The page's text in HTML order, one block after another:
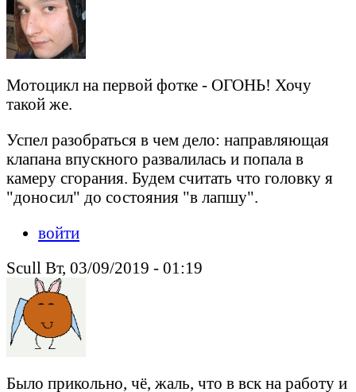
Мотоцикл на первой фотке - ОГОНЬ! Хочу
такой же.
Успел разобраться в чем дело: направляющая
клапана впускного развалилась и попала в
камеру сгорания. Будем считать что головку я
"доносил" до состояния "в лапшу".
войти
Scull Вт, 03/09/2019 - 01:19
Было прикольно, чё, жаль, что в вск на работу и